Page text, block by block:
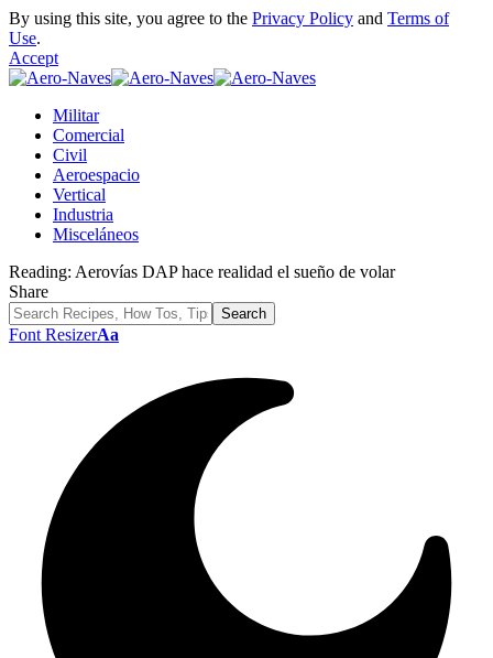
By using this site, you agree to the Privacy Policy and Terms of
Use.
Accept
Militar
Comercial
Civil
Aeroespacio
Vertical
Industria
Misceláneos
Reading: Aerovías DAP hace realidad el sueño de volar
Share
Font ResizerAa